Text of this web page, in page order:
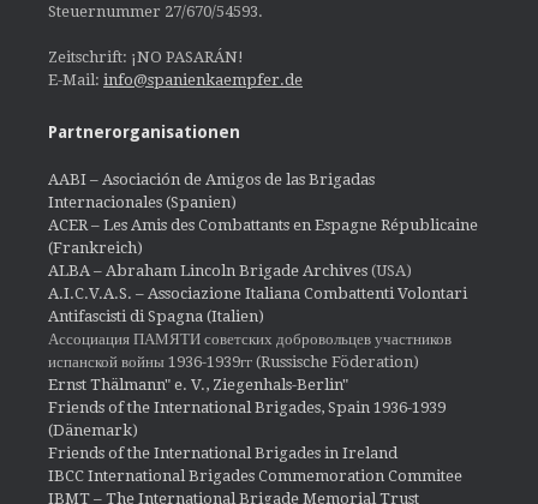
Steuernummer 27/670/54593.
Zeitschrift: ¡NO PASARÁN!
E-Mail: info@spanienkaempfer.de
Partnerorganisationen
AABI – Asociación de Amigos de las Brigadas
Internacionales (Spanien)
ACER – Les Amis des Combattants en Espagne Républicaine
(Frankreich)
ALBA – Abraham Lincoln Brigade Archives (USA)
A.I.C.V.A.S. – Associazione Italiana Combattenti Volontari
Antifascisti di Spagna (Italien)
Ассоциация ПАМЯТИ советских добровольцев участников
испанской войны 1936-1939гг (Russische Föderation)
Ernst Thälmann" e. V., Ziegenhals-Berlin"
Friends of the International Brigades, Spain 1936-1939
(Dänemark)
Friends of the International Brigades in Ireland
IBCC International Brigades Commemoration Commitee
IBMT – The International Brigade Memorial Trust